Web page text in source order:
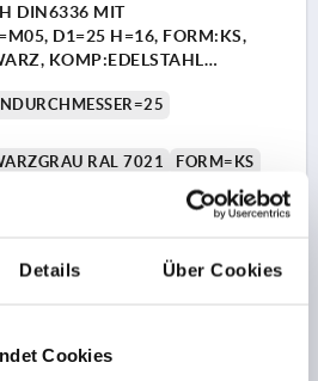
Details Über Cookies
Cookies
DIN6336 MIT
D1=25 H=16, FORM:KS,
KOMP:EDELSTAHL
RAL 7021
FORM=KS